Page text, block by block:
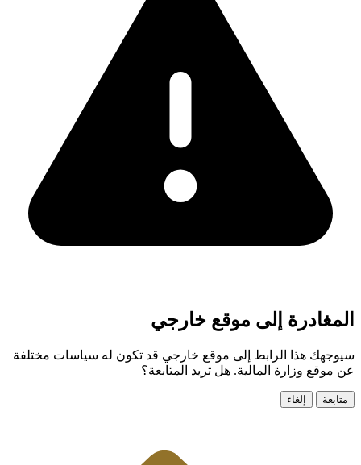
المغادرة إلى موقع خارجي
سيوجهك هذا الرابط إلى موقع خارجي قد تكون له سياسات مختلفة
عن موقع وزارة المالية. هل تريد المتابعة؟
متابعة إلغاء